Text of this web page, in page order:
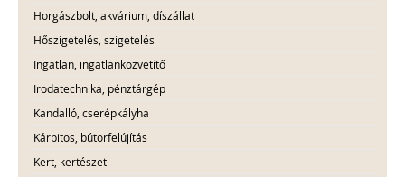
Horgászbolt, akvárium, díszállat
Hőszigetelés, szigetelés
Ingatlan, ingatlanközvetítő
Irodatechnika, pénztárgép
Kandalló, cserépkályha
Kárpitos, bútorfelújítás
Kert, kertészet